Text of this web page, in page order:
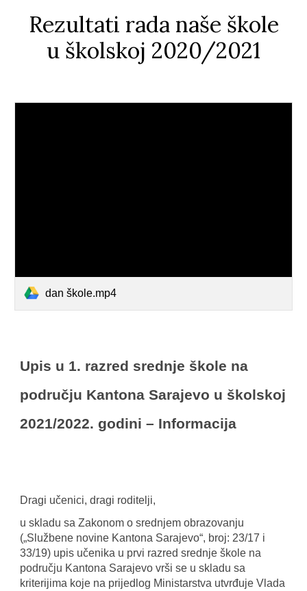
Rezultati rada naše škole
u školskoj 2020/2021
dan škole.mp4
Upis u 1. razred srednje škole na
području Kantona Sarajevo u školskoj
2021/2022. godini – Informacija
Dragi učenici, dragi roditelji,
u skladu sa Zakonom o srednjem obrazovanju
(„Službene novine Kantona Sarajevo“, broj: 23/17 i
33/19) upis učenika u prvi razred srednje škole na
području Kantona Sarajevo vrši se u skladu sa
kriterijima koje na prijedlog Ministarstva utvrđuje Vlada